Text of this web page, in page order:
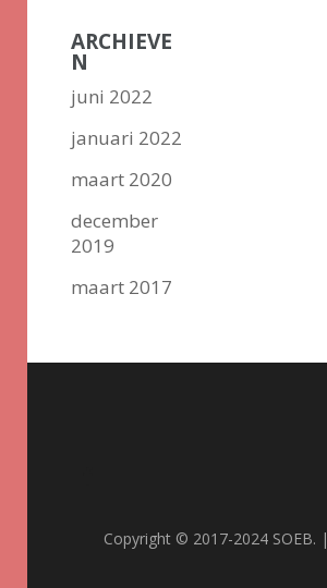
ARCHIEVE
N
juni 2022
januari 2022
maart 2020
december
2019
maart 2017
Copyright © 2017-2024 SOEB. |